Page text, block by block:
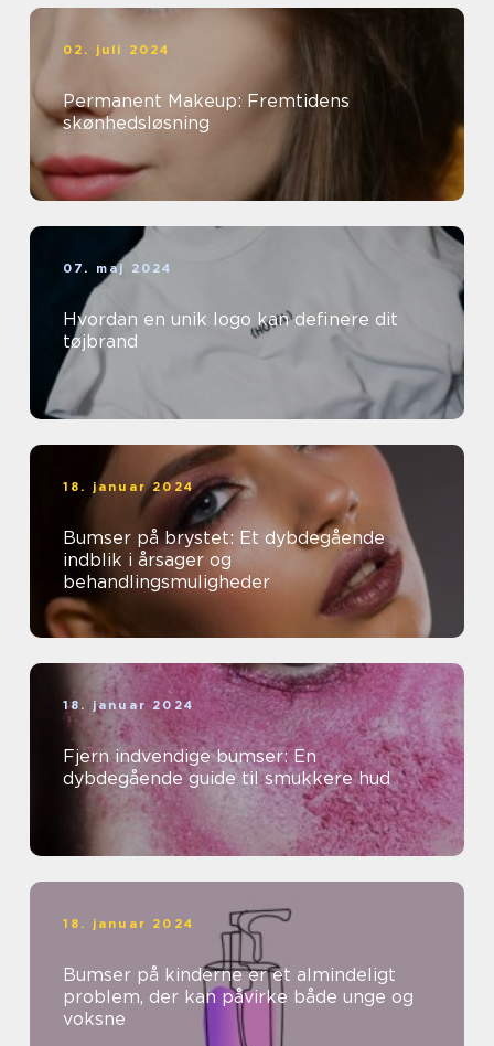
02. juli 2024
Permanent Makeup: Fremtidens
skønhedsløsning
07. maj 2024
Hvordan en unik logo kan definere dit
tøjbrand
18. januar 2024
Bumser på brystet: Et dybdegående
indblik i årsager og
behandlingsmuligheder
18. januar 2024
Fjern indvendige bumser: En
dybdegående guide til smukkere hud
18. januar 2024
Bumser på kinderne er et almindeligt
problem, der kan påvirke både unge og
voksne